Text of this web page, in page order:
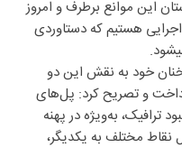
این موانع برطرف و امروز
هستیم که دستاوردی
خود به نقش این دو
و تصریح کرد: پل‌های
ترافیک، به‌ویژه در پهنه
نقاط مختلف به یکدیگر،